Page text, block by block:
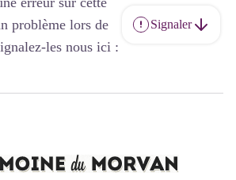
problème lors de
les nous ici :
Signaler